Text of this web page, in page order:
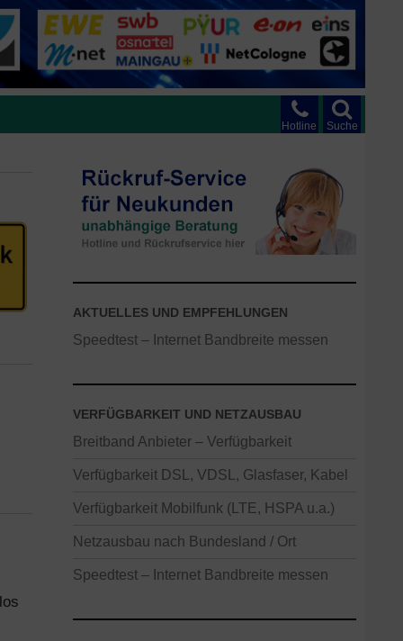
Suche
Hotline
AKTUELLES UND EMPFEHLUNGEN
Speedtest – Internet Bandbreite messen
VERFÜGBARKEIT UND NETZAUSBAU
Breitband Anbieter – Verfügbarkeit
Verfügbarkeit DSL, VDSL, Glasfaser, Kabel
Verfügbarkeit Mobilfunk (LTE, HSPA u.a.)
Netzausbau nach Bundesland / Ort
Speedtest – Internet Bandbreite messen